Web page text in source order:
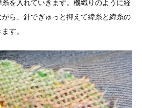
を入れていきます。機織りのように経
ら、針でぎゅっと抑えて緯糸と緯糸の
す。